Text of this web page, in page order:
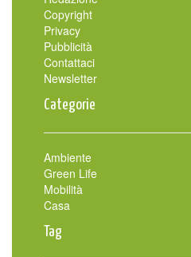
Copyright
Privacy
Pubblicità
Contattaci
Newsletter
Categorie
Ambiente
Green Life
Mobilità
Casa
Tag